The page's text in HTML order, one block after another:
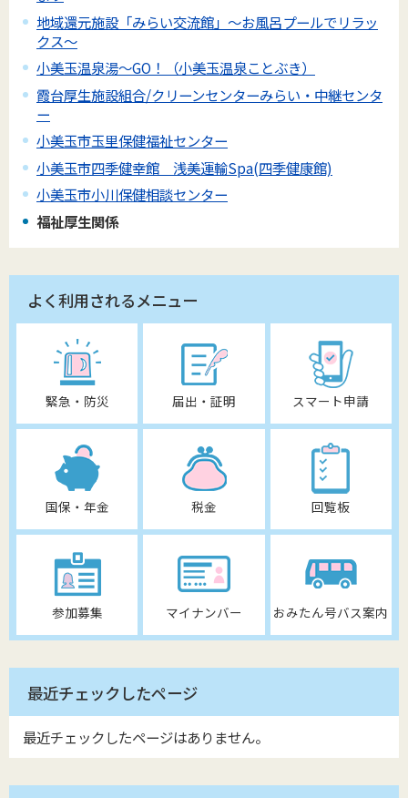
地域還元施設「みらい交流館」～お風呂プールでリラッ
クス～
小美玉温泉湯～GO！（小美玉温泉ことぶき）
霞台厚生施設組合/クリーンセンターみらい・中継センタ
ー
小美玉市玉里保健福祉センター
小美玉市四季健幸館 浅美運輸Spa(四季健康館)
小美玉市小川保健相談センター
福祉厚生関係
よく利用されるメニュー
緊急・防災 届出・証明 スマート申請
国保・年金 税金 回覧板
参加募集 マイナンバー おみたん号バス案内
最近チェックしたページ
最近チェックしたページはありません。